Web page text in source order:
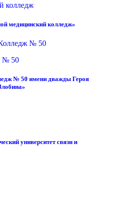
колледж
медицинский колледж»
№ 50
№ 50 имени дважды Героя
университет связи и